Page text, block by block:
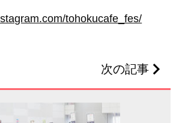
tohokucafe_fes/
次の記事